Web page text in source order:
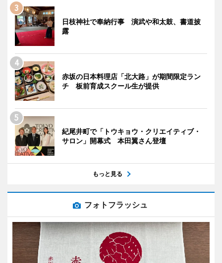
日枝神社で奉納行事 演武や和太鼓、書道披
露
赤坂の日本料理店「北大路」が期間限定ラン
チ 板前育成スクール生が提供
紀尾井町で「トウキョウ・クリエイティブ・
サロン」開幕式 本田翼さん登壇
もっと見る
フォトフラッシュ